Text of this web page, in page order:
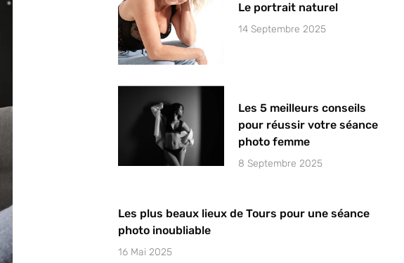
Le portrait naturel
14 Septembre 2025
Les 5 meilleurs conseils
pour réussir votre séance
photo femme
8 Septembre 2025
Les plus beaux lieux de Tours pour une séance
photo inoubliable
16 Mai 2025